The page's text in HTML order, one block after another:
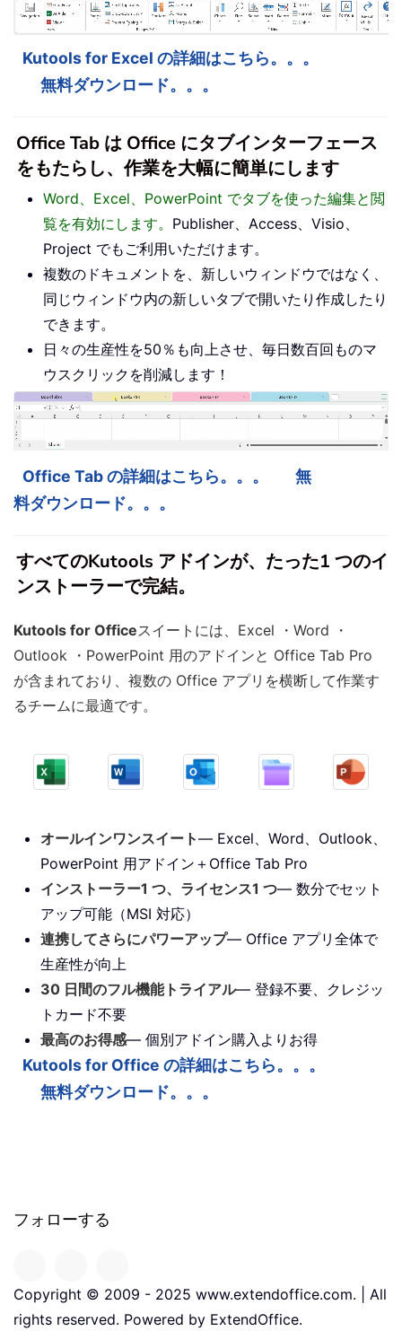
Kutools for Excel の詳細はこちら。。。
無料ダウンロード。。。
Office Tab は Office にタブインターフェース
をもたらし、作業を大幅に簡単にします
Word、Excel、PowerPoint でタブを使った編集と閲
覧を有効にします。 Publisher、Access、Visio、
Project でもご利用いただけます。
複数のドキュメントを、新しいウィンドウではなく、
同じウィンドウ内の新しいタブで開いたり作成したり
できます。
日々の生産性を50％も向上させ、毎日数百回ものマ
ウスクリックを削減します！
Office Tab の詳細はこちら。。。
無
料ダウンロード。。。
すべてのKutools アドインが、たった1 つのイ
ンストーラーで完結。
Kutools for Officeスイートには、Excel ・Word ・
Outlook ・PowerPoint 用のアドインと Office Tab Pro
が含まれており、複数の Office アプリを横断して作業す
るチームに最適です。
オールインワンスイート— Excel、Word、Outlook、
PowerPoint 用アドイン＋Office Tab Pro
インストーラー1 つ、ライセンス1 つ— 数分でセット
アップ可能（MSI 対応）
連携してさらにパワーアップ— Office アプリ全体で
生産性が向上
30 日間のフル機能トライアル— 登録不要、クレジッ
トカード不要
最高のお得感— 個別アドイン購入よりお得
Kutools for Office の詳細はこちら。。。
無料ダウンロード。。。
フォローする
Copyright © 2009 - 2025 www.extendoffice.com. | All
rights reserved. Powered by ExtendOffice.